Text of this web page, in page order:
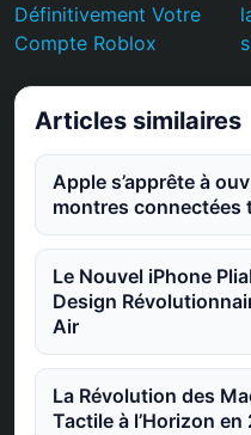
Définitivement Votre
Compte Roblox
Articles similaires
Apple s’apprête à
montres connectées
Le Nouvel iPhone
Design
Air
La Révolution des
Tactile à l’Horizon en